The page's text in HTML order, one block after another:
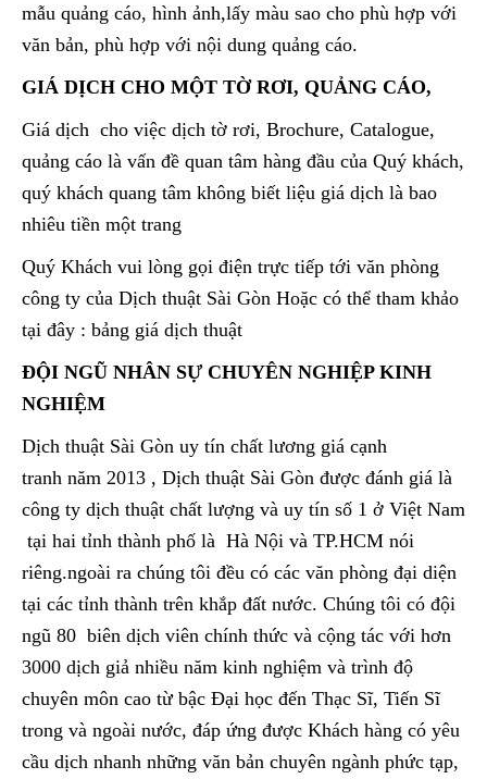
mẫu quảng cáo, hình ảnh,lấy màu sao cho phù hợp với
văn bản, phù hợp với nội dung quảng cáo.
GIÁ DỊCH CHO MỘT TỜ RƠI, QUẢNG CÁO,
Giá dịch cho việc dịch tờ rơi, Brochure, Catalogue,
quảng cáo là vấn đề quan tâm hàng đầu của Quý khách,
quý khách quang tâm không biết liệu giá dịch là bao
nhiêu tiền một trang
Quý Khách vui lòng gọi điện trực tiếp tới văn phòng
công ty của Dịch thuật Sài Gòn Hoặc có thể tham khảo
tại đây : bảng giá dịch thuật
ĐỘI NGŨ NHÂN SỰ CHUYÊN NGHIỆP KINH
NGHIỆM
Dịch thuật Sài Gòn uy tín chất lương giá cạnh
tranh năm 2013 , Dịch thuật Sài Gòn được đánh giá là
công ty dịch thuật chất lượng và uy tín số 1 ở Việt Nam
tại hai tỉnh thành phố là Hà Nội và TP.HCM nói
riêng.ngoài ra chúng tôi đều có các văn phòng đại diện
tại các tỉnh thành trên khắp đất nước. Chúng tôi có đội
ngũ 80 biên dịch viên chính thức và cộng tác với hơn
3000 dịch giả nhiều năm kinh nghiệm và trình độ
chuyên môn cao từ bậc Đại học đến Thạc Sĩ, Tiến Sĩ
trong và ngoài nước, đáp ứng được Khách hàng có yêu
cầu dịch nhanh những văn bản chuyên ngành phức tạp,